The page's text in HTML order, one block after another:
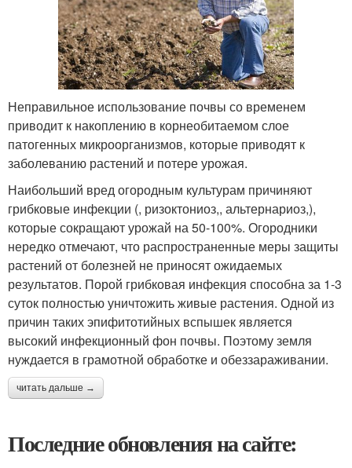
Неправильное использование почвы со временем
приводит к накоплению в корнеобитаемом слое
патогенных микроорганизмов, которые приводят к
заболеванию растений и потере урожая.
Наибольший вред огородным культурам причиняют
грибковые инфекции (, ризоктониоз,, альтернариоз,),
которые сокращают урожай на 50-100%. Огородники
нередко отмечают, что распространенные меры защиты
растений от болезней не приносят ожидаемых
результатов. Порой грибковая инфекция способна за 1-3
суток полностью уничтожить живые растения. Одной из
причин таких эпифитотийных вспышек является
высокий инфекционный фон почвы. Поэтому земля
нуждается в грамотной обработке и обеззараживании.
читать дальше →
Последние обновления на сайте: